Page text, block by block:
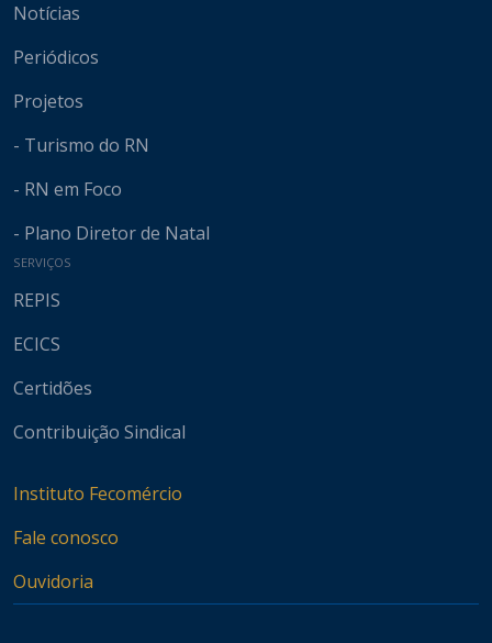
Notícias
Periódicos
Projetos
- Turismo do RN
- RN em Foco
- Plano Diretor de Natal
SERVIÇOS
REPIS
ECICS
Certidões
Contribuição Sindical
Instituto Fecomércio
Fale conosco
Ouvidoria